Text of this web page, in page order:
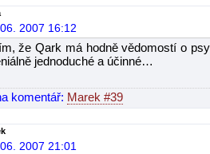
2007 16:12
že Qark má hodně vědomostí o
jednoduché a účinné…
komentář: Marek #39
2007 21:01